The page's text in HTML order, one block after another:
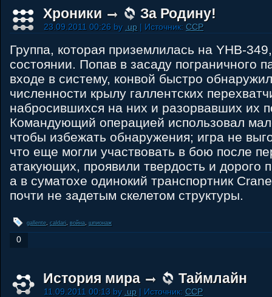
Хроники За Родину!
23.09.2011 00:26 by .up | Источник: CCP
Группа, которая приземлилась на YHB-
состоянии. Попав в засаду пограничного
входе в систему, конвой быстро
численности крылу галлентских
набросившихся на них и разорвавших их
Командующий операцией использовал
чтобы избежать обнаружения; игра не
что еще могли участвовать в бою после
атакующих, проявили твердость и дорого
а в суматохе одинокий транспортник
почти не задетым скелетом структуры.
gallente, caldari война шпионаж
0
История мира Таймлайн
11.09.2011 00:13 by .up | Источник: CCP